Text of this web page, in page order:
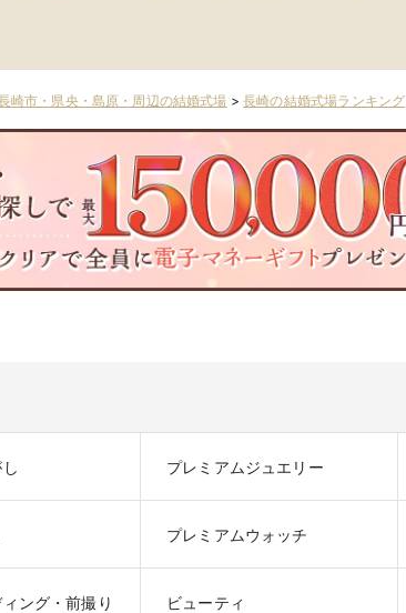
崎市・県央・島原・周辺の結婚式場 >長崎の結婚式場ランキング
プレミアムジュエリー
プレミアムウォッチ
ング・前撮り ビューティ